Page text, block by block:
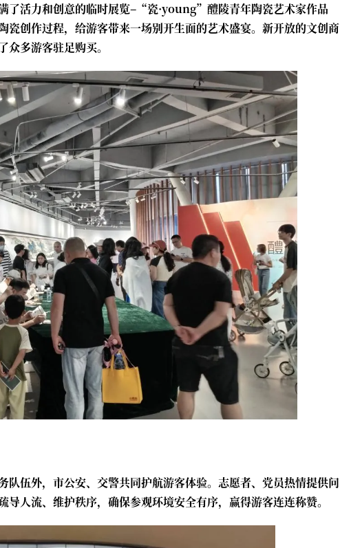
了活力和创意的临时展览–“瓷·young”醴陵青年陶瓷艺术家作品
瓷创作过程，给游客带来一场别开生面的艺术盛宴。新开放的文创商
多游客驻足购买。
队伍外，市公安、交警共同护航游客体验。志愿者、党员热情提供问
人流、维护秩序，确保参观环境安全有序，赢得游客连连称赞。